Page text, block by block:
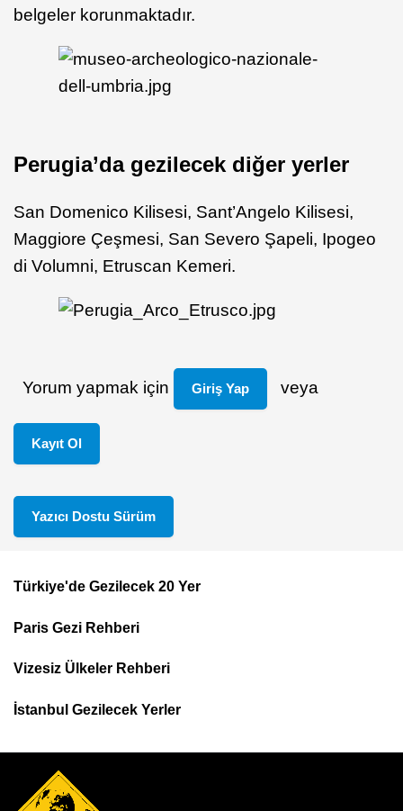
belgeler korunmaktadır.
Perugia’da gezilecek diğer yerler
San Domenico Kilisesi, Sant’Angelo Kilisesi,
Maggiore Çeşmesi, San Severo Şapeli, Ipogeo
di Volumni, Etruscan Kemeri.
Yorum yapmak için Giriş Yap veya
Kayıt Ol
Yazıcı Dostu Sürüm
Footer
Top
Menu
Türkiye'de Gezilecek 20 Yer
Paris Gezi Rehberi
Vizesiz Ülkeler Rehberi
İstanbul Gezilecek Yerler